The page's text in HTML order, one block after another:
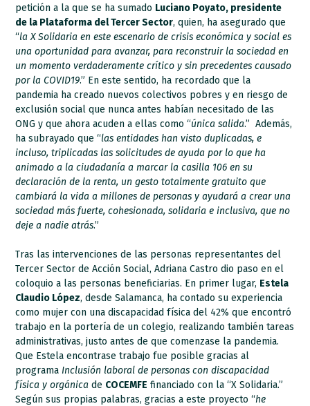
petición a la que se ha sumado Luciano Poyato, presidente
de la Plataforma del Tercer Sector, quien, ha asegurado que
“la X Solidaria en este escenario de crisis económica y social es
una oportunidad para avanzar, para reconstruir la sociedad en
un momento verdaderamente crítico y sin precedentes causado
por la COVID19.” En este sentido, ha recordado que la
pandemia ha creado nuevos colectivos pobres y en riesgo de
exclusión social que nunca antes habían necesitado de las
ONG y que ahora acuden a ellas como “única salida.” Además,
ha subrayado que “las entidades han visto duplicadas, e
incluso, triplicadas las solicitudes de ayuda por lo que ha
animado a la ciudadanía a marcar la casilla 106 en su
declaración de la renta, un gesto totalmente gratuito que
cambiará la vida a millones de personas y ayudará a crear una
sociedad más fuerte, cohesionada, solidaria e inclusiva, que no
deje a nadie atrás.”
Tras las intervenciones de las personas representantes del
Tercer Sector de Acción Social, Adriana Castro dio paso en el
coloquio a las personas beneficiarias. En primer lugar, Estela
Claudio López, desde Salamanca, ha contado su experiencia
como mujer con una discapacidad física del 42% que encontró
trabajo en la portería de un colegio, realizando también tareas
administrativas, justo antes de que comenzase la pandemia.
Que Estela encontrase trabajo fue posible gracias al
programa Inclusión laboral de personas con discapacidad
física y orgánica de COCEMFE financiado con la “X Solidaria.”
Según sus propias palabras, gracias a este proyecto “he